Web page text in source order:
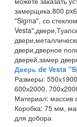
замерщика.800 px
"Sigma", со
двери,дверное
дверей,замер
Дверь de Vesta
Размеры:
600х2000,
Материал: массив
Коробка: 75 мм,
для добора